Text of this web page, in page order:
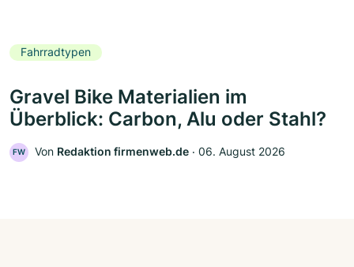
Fahrradtypen
Gravel Bike Materialien im
Überblick: Carbon, Alu oder Stahl?
FW Von Redaktion firmenweb.de ‧ 06. August 2026